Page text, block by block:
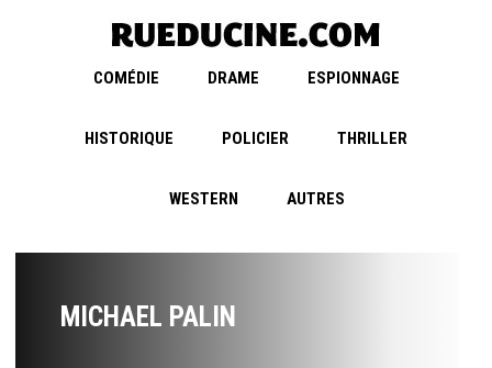
COMÉDIE DRAME ESPIONNAGE
HISTORIQUE POLICIER THRILLER
WESTERN AUTRES
MICHAEL PALIN